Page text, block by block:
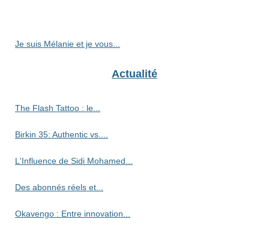
Je suis Mélanie et je vous...
Actualité
The Flash Tattoo : le...
Birkin 35: Authentic vs....
L'Influence de Sidi Mohamed...
Des abonnés réels et...
Okavengo : Entre innovation...